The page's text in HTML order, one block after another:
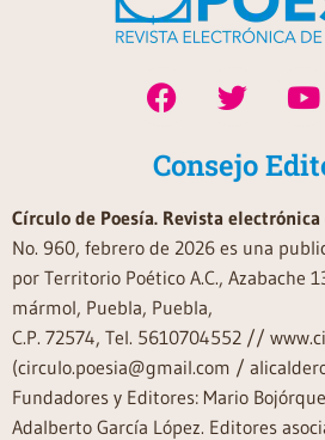
Consejo
Círculo de Poesía. Revista
No. 960, febrero de 2026 es una
por Territorio Poético A.C., Azabache
mármol, Puebla, Puebla,
C.P. 72574, Tel. 5610704552 //
(circulo.poesia@gmail.com /
Fundadores y Editores: Mario
Adalberto García López. Editores